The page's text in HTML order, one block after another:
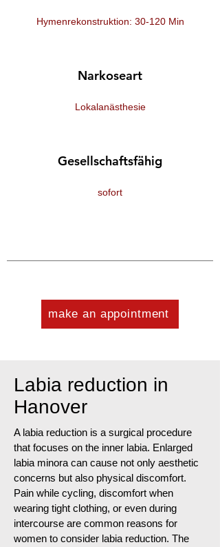
Hymenrekonstruktion: 30-120 Min
Narkoseart
Lokalanästhesie
Gesellschaftsfähig
sofort
make an appointment
Labia reduction in
Hanover
A labia reduction is a surgical procedure
that focuses on the inner labia. Enlarged
labia minora can cause not only aesthetic
concerns but also physical discomfort.
Pain while cycling, discomfort when
wearing tight clothing, or even during
intercourse are common reasons for
women to consider labia reduction. The